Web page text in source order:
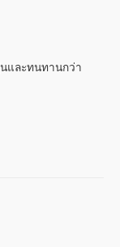
และทนทานกว่า